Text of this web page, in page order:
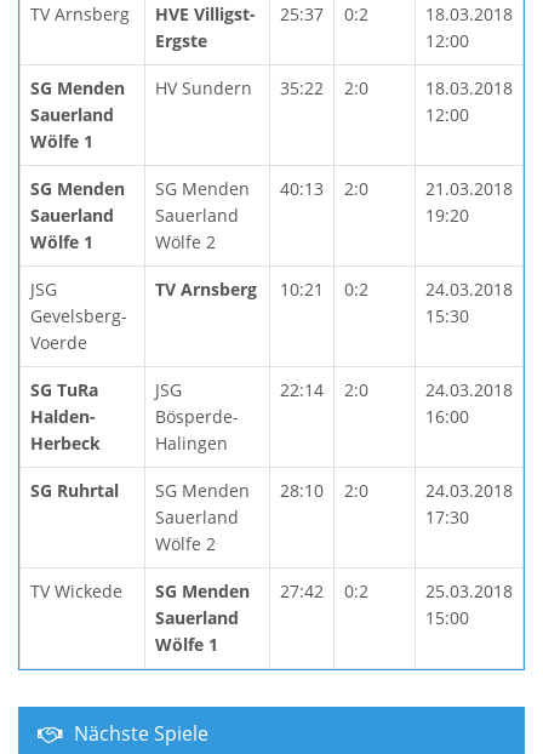
TV Arnsberg
HVE Villigst-
Ergste
25:37 0:2
18.03.2018
12:00
SG Menden
Sauerland
Wölfe 1
HV Sundern 35:22 2:0
18.03.2018
12:00
SG Menden
Sauerland
Wölfe 1
SG Menden
Sauerland
Wölfe 2
40:13 2:0
21.03.2018
19:20
JSG
Gevelsberg-
Voerde
TV Arnsberg 10:21 0:2
24.03.2018
15:30
SG TuRa
Halden-
Herbeck
JSG
Bösperde-
Halingen
22:14 2:0
24.03.2018
16:00
SG Ruhrtal
SG Menden
Sauerland
Wölfe 2
28:10 2:0
24.03.2018
17:30
TV Wickede
SG Menden
Sauerland
Wölfe 1
27:42 0:2
25.03.2018
15:00
Nächste Spiele